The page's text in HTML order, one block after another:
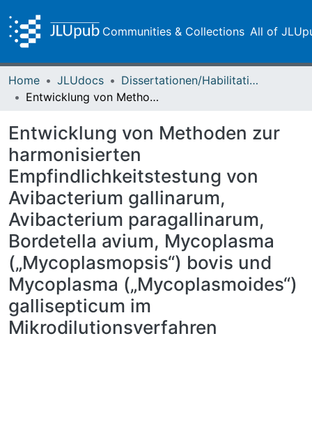
Communities & Collections All of
Home JLUdocs
Dissertationen/Habilitationen
Entwicklung von Methoden zur harmonisierten Empfindlichkeitstestung von Avibacterium gallinarum, Avibacterium paragallinarum, Bordetella avium, Mycoplasma („Mycoplasmopsis“) bovis und Mycoplasma („Mycoplasmoides“) gallisepticum im Mikrodilutionsverfahren
Entwicklung von Methoden zur
harmonisierten
Empfindlichkeitstestung von
Avibacterium gallinarum,
Avibacterium paragallinarum,
Bordetella avium, Mycoplasma
(„Mycoplasmopsis“) bovis und
Mycoplasma („Mycoplasmoides“)
gallisepticum im
Mikrodilutionsverfahren